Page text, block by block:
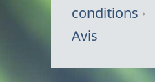
conditions
Avis